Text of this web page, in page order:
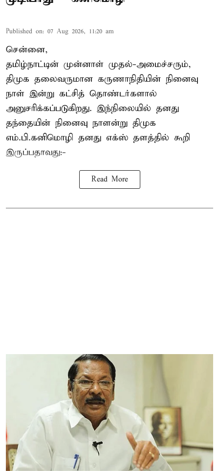
Published on: 07 Aug 2026, 11:20 am
சென்னை,
தமிழ்நாட்டின் முன்னாள் முதல்-அமைச்சரும்,
திமுக தலைவருமான கருணாநிதியின் நினைவு
நாள் இன்று கட்சித் தொண்டர்களால்
அனுசரிக்கப்படுகிறது. இந்நிலையில் தனது
தந்தையின் நினைவு நாளன்று திமுக
எம்.பி.கனிமொழி தனது எக்ஸ் தளத்தில் கூறி
இருப்பதாவது:-
Read More